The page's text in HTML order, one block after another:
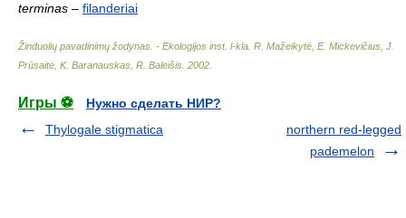
terminas – filanderiai
Žinduolių pavadinimų žodynas. - Ekologijos inst. l-kla R. Mažeikytė, E. Mickevičius, J.
Prūsaitė, K. Baranauskas, R. Baleišis 2002
Игры ⚽
Нужно сделать НИР?
Thylogale stigmatica
northern red-legged
pademelon